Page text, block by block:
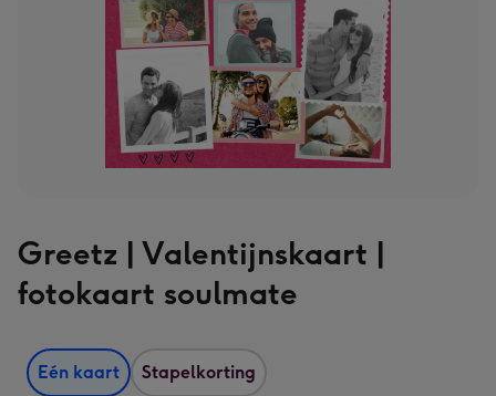
Greetz | Valentijnskaart |
fotokaart soulmate
Eén kaart Stapelkorting